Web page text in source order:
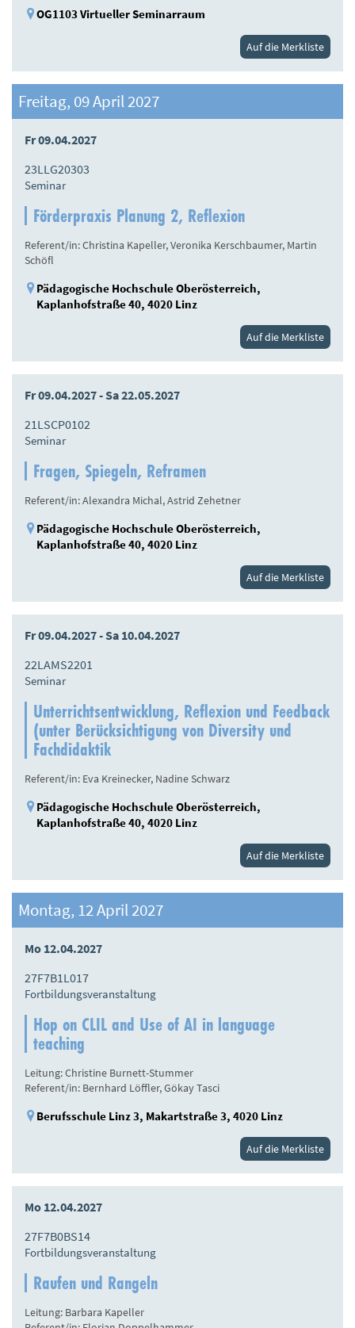
OG1103 Virtueller Seminarraum
Auf die Merkliste
Freitag, 09 April 2027
Fr 09.04.2027
23LLG20303
Seminar
Förderpraxis Planung 2, Reflexion
Referent/in: Christina Kapeller, Veronika Kerschbaumer, Martin
Schöfl
Pädagogische Hochschule Oberösterreich,
Kaplanhofstraße 40, 4020 Linz
Auf die Merkliste
Fr 09.04.2027 - Sa 22.05.2027
21LSCP0102
Seminar
Fragen, Spiegeln, Reframen
Referent/in: Alexandra Michal, Astrid Zehetner
Pädagogische Hochschule Oberösterreich,
Kaplanhofstraße 40, 4020 Linz
Auf die Merkliste
Fr 09.04.2027 - Sa 10.04.2027
22LAMS2201
Seminar
Unterrichtsentwicklung, Reflexion und Feedback
(unter Berücksichtigung von Diversity und
Fachdidaktik
Referent/in: Eva Kreinecker, Nadine Schwarz
Pädagogische Hochschule Oberösterreich,
Kaplanhofstraße 40, 4020 Linz
Auf die Merkliste
Montag, 12 April 2027
Mo 12.04.2027
27F7B1L017
Fortbildungsveranstaltung
Hop on CLIL and Use of AI in language
teaching
Leitung: Christine Burnett-Stummer
Referent/in: Bernhard Löffler, Gökay Tasci
Berufsschule Linz 3, Makartstraße 3, 4020 Linz
Auf die Merkliste
Mo 12.04.2027
27F7B0BS14
Fortbildungsveranstaltung
Raufen und Rangeln
Leitung: Barbara Kapeller